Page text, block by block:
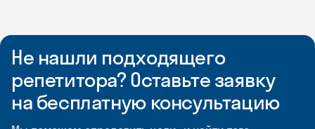
Не нашли подходящего
репетитора? Оставьте заявку
на бесплатную консультацию